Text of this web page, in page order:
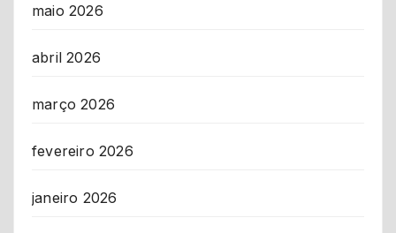
maio 2026
abril 2026
março 2026
fevereiro 2026
janeiro 2026